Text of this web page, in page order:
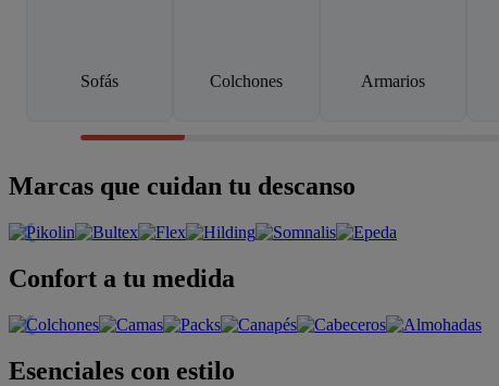
Sofás Colchones Armarios
Marcas que cuidan tu descanso
Confort a tu medida
Esenciales con estilo